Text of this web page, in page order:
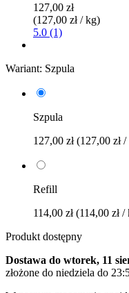
127,00 zł
(127,00 zł / kg)
5.0 (1)
Wariant: Szpula
Szpula
127,00 zł(127,00 zł
Refill
114,00 zł(114,00 zł /
Produkt dostępny
Dostawa do wtorek, 11
złożone do niedziela do